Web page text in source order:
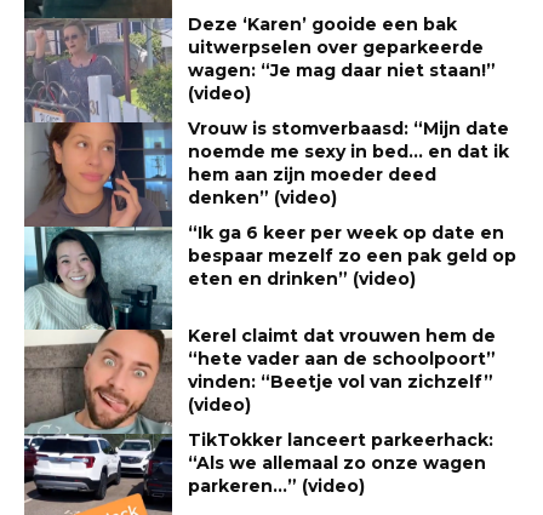
Deze ‘Karen’ gooide een bak
uitwerpselen over geparkeerde
wagen: “Je mag daar niet staan!”
(video)
Vrouw is stomverbaasd: “Mijn date
noemde me sexy in bed… en dat ik
hem aan zijn moeder deed
denken” (video)
“Ik ga 6 keer per week op date en
bespaar mezelf zo een pak geld op
eten en drinken” (video)
Kerel claimt dat vrouwen hem de
“hete vader aan de schoolpoort”
vinden: “Beetje vol van zichzelf”
(video)
TikTokker lanceert parkeerhack:
“Als we allemaal zo onze wagen
parkeren…” (video)